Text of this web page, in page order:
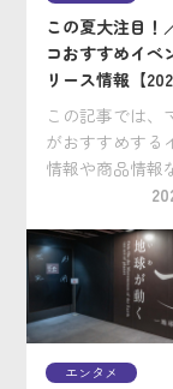
この夏大注目！
コおすすめイベ
リース情報【
この記事では、
がおすすめする
情報や商品情報
ンタメ関連の
よいよ夏がやっ
ね。親子で楽し
タメ系イベン
くさん！ぜひチ
エンタメ